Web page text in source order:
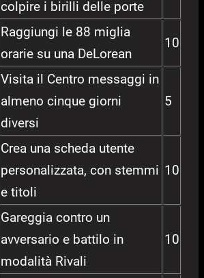
colpire i birilli delle porte
Raggiungi le 88 miglia
orarie su una DeLorean
10
Visita il Centro messaggi in
almeno cinque giorni
diversi
5
Crea una scheda utente
personalizzata, con stemmi
e titoli
10
Gareggia contro un
avversario e battilo in
modalità Rivali
10